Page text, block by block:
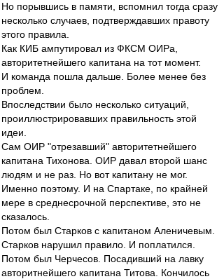
Но порывшись в памяти, вспомнил тогда сразу
несколько случаев, подтверждавших правоту
этого правила.
Как КИБ ампутировал из ФКСМ ОИРа,
авторитетнейшего капитана на тот момент.
И команда пошла дальше. Более менее без
проблем.
Впоследствии было несколько ситуаций,
проиллюстрировавших правильность этой
идеи.
Сам ОИР "отрезавший" авторитетнейшего
капитана Тихонова. ОИР давал второй шанс
людям и не раз. Но вот капитану не мог.
Именно поэтому. И на Спартаке, по крайней
мере в среднесрочной перспективе, это не
сказалось.
Потом был Старков с капитаном Аленичевым.
Старков нарушил правило. И поплатился.
Потом был Черчесов. Посадивший на лавку
авторитнейшего капитана Титова. Кончилось